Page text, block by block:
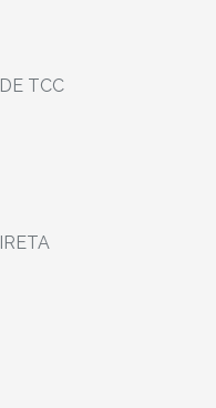
TCC